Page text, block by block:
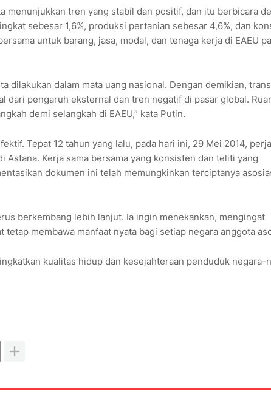
menunjukkan tren yang stabil dan positif, dan itu berbicara
sebesar 1,6%, produksi pertanian sebesar 4,6%, dan
untuk barang, jasa, modal, dan tenaga kerja di EAEU
dilakukan dalam mata uang nasional. Dengan demikian,
pengaruh eksternal dan tren negatif di pasar global.
demi selangkah di EAEU,” kata Putin.
Tepat 12 tahun yang lalu, pada hari ini, 29 Mei 2014,
Kerja sama bersama yang konsisten dan teliti yang
dokumen ini telah memungkinkan terciptanya
berkembang lebih lanjut. Ia ingin menekankan, mengingat
membawa manfaat nyata bagi setiap negara anggota
kualitas hidup dan kesejahteraan penduduk negara-